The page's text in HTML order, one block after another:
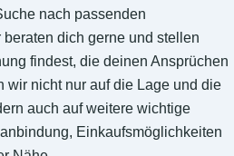
nach passenden
beraten dich gerne und stellen
findest, die deinen Ansprüchen
wir nicht nur auf die Lage und die
auch auf weitere wichtige
Einkaufsmöglichkeiten